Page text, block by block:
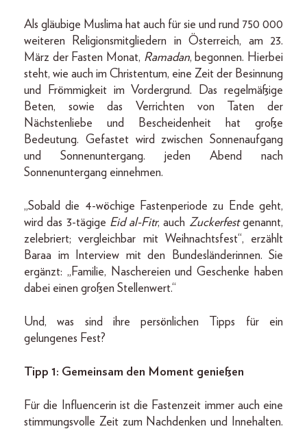
Als gläubige Muslima hat auch für sie und rund 750 000
weiteren Religionsmitgliedern in Österreich, am 23.
März der Fasten Monat, Ramadan, begonnen. Hierbei
steht, wie auch im Christentum, eine Zeit der Besinnung
und Frömmigkeit im Vordergrund. Das regelmäßige
Beten, sowie das Verrichten von Taten der
Nächstenliebe und Bescheidenheit hat große
Bedeutung. Gefastet wird zwischen Sonnenaufgang
und Sonnenuntergang. jeden Abend nach
Sonnenuntergang einnehmen.
„Sobald die 4-wöchige Fastenperiode zu Ende geht,
wird das 3-tägige Eid al-Fitr, auch Zuckerfestgenannt,
zelebriert; vergleichbar mit Weihnachtsfest“, erzählt
Baraa im Interview mit den Bundesländerinnen. Sie
ergänzt: „Familie, Naschereien und Geschenke haben
dabei einen großen Stellenwert.“
Und, was sind ihre persönlichen Tipps für ein
gelungenes Fest?
Tipp 1: Gemeinsam den Moment genießen
Für die Influencerin ist die Fastenzeit immer auch eine
stimmungsvolle Zeit zum Nachdenken und Innehalten.